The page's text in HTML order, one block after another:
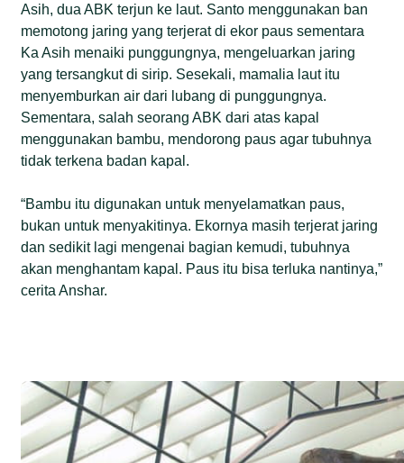
Asih, dua ABK terjun ke laut. Santo menggunakan ban
memotong jaring yang terjerat di ekor paus sementara
Ka Asih menaiki punggungnya, mengeluarkan jaring
yang tersangkut di sirip. Sesekali, mamalia laut itu
menyemburkan air dari lubang di punggungnya.
Sementara, salah seorang ABK dari atas kapal
menggunakan bambu, mendorong paus agar tubuhnya
tidak terkena badan kapal.
“Bambu itu digunakan untuk menyelamatkan paus,
bukan untuk menyakitinya. Ekornya masih terjerat jaring
dan sedikit lagi mengenai bagian kemudi, tubuhnya
akan menghantam kapal. Paus itu bisa terluka nantinya,”
cerita Anshar.